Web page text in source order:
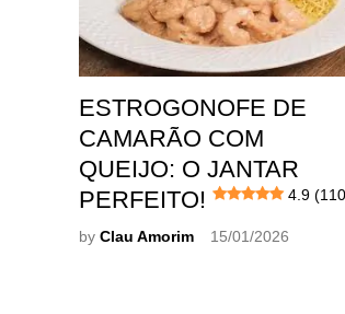
ESTROGONOFE DE
CAMARÃO COM
QUEIJO: O JANTAR
PERFEITO!
4.9
by Clau Amorim 15/01/2026